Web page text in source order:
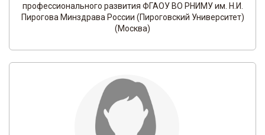
профессионального развития ФГАОУ ВО РНИМУ им. Н.И.
Пирогова Минздрава России (Пироговский Университет)
(Москва)